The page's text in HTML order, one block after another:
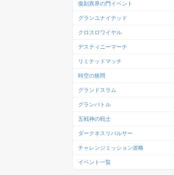
復刻異界の門イベント
グランユナイテッド
クロスロワイヤル
デスティニーマーチ
リミテッドマッチ
時空の狭間
グランドスラム
グランバトル
五戦神の戦士
ダークネスリパルサー
チャレンジミッション攻略
イベント一覧